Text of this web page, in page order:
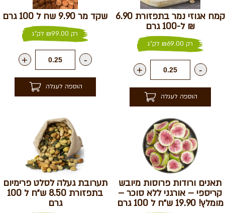
קמח אגוזי נמר בתפזורת 6.90
₪ ל-100 גרם
רק ₪69.00 לק"ג
-
+
הוספה לעגלה
שקד מר 9.90 שח ל 100 גרם
רק ₪99.00 לק"ג
-
+
הוספה לעגלה
תאנים ורודות פרוסות מיובש
קריספי – אורגני ללא סוכר –
מומלץ! 19.90 ש״ח ל 100 גרם
תערובת געלה לסלט פרימיום
בתפזורת 8.50 ש״ח ל 100
גרם